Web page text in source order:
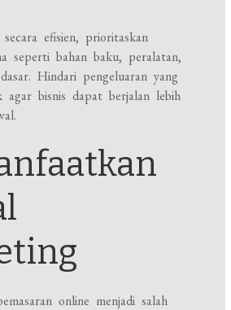
efisien, prioritaskan
seperti bahan baku, peralatan,
Hindari pengeluaran yang
agar bisnis dapat berjalan lebih
online menjadi salah